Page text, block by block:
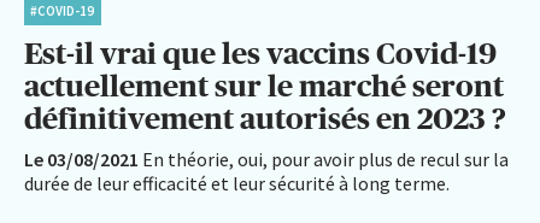
#COVID-19
Est-il vrai que les vaccins Covid-19
actuellement sur le marché seront
définitivement autorisés en 2023 ?
Le 03/08/2021 En théorie, oui, pour avoir plus de recul sur la
durée de leur efficacité et leur sécurité à long terme.